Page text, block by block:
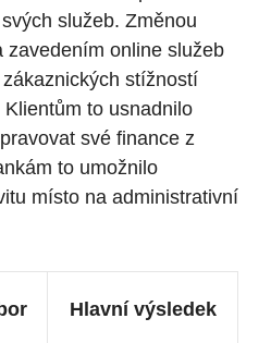
služeb. Změnou
zavedením online služeb
stížností
to usnadnilo
své finance z
to umožnilo
místo na administrativní
Hlavní výsledek